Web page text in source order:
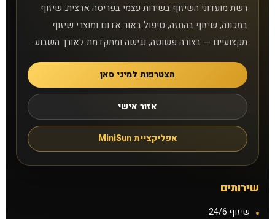
חנות
סניפים
טיפול באור אדום
קישורים נוספים
אפליקציית MiniSun
צרו קשר
רשת מועדוני השיזוף בשירות עצמי בפריסה ארצית. שיזוף
במכונה, שיזוף בהתזה, טיפול באור אדום ומוצרי שיזוף
מקצועיים — בצורה פשוטה, נגישה ומתקדמת לאורך השבוע.
הצטרפות למיני סאן
אזור אישי
אפליקציית MiniSun
שירותים
שיזוף 24/6